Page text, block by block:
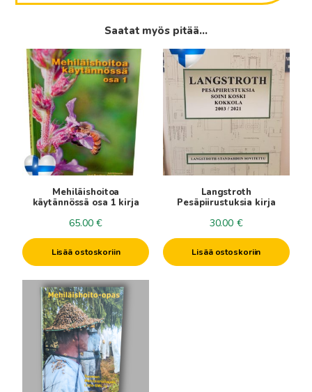
Saatat myös pitää...
Mehiläishoitoa
käytännössä osa 1 kirja
65.00 €
Lisää ostoskoriin
Langstroth
Pesäpiirustuksia kirja
30.00 €
Lisää ostoskoriin